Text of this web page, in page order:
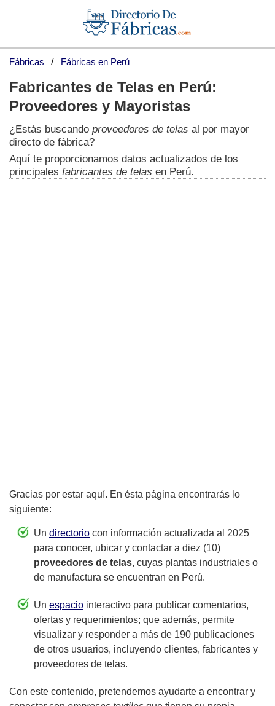
Fábricas Fábricas en Perú
Fabricantes de Telas en Perú:
Proveedores y Mayoristas
¿Estás buscando proveedores de telas al por mayor
directo de fábrica?
Aquí te proporcionamos datos actualizados de los
principales fabricantes de telas en Perú.
Gracias por estar aquí. En ésta página encontrarás lo
siguiente:
Un directorio con información actualizada al 2025
para conocer, ubicar y contactar a diez (10)
proveedores de telas, cuyas plantas industriales o
de manufactura se encuentran en Perú.
Un espacio interactivo para publicar comentarios,
ofertas y requerimientos; que además, permite
visualizar y responder a más de 190 publicaciones
de otros usuarios, incluyendo clientes, fabricantes y
proveedores de telas.
Con este contenido, pretendemos ayudarte a encontrar y